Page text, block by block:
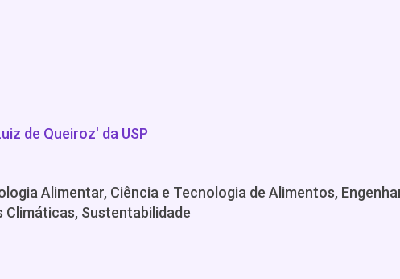
de Queiroz' da USP
Alimentar, Ciência e Tecnologia de Alimentos,
Climáticas, Sustentabilidade